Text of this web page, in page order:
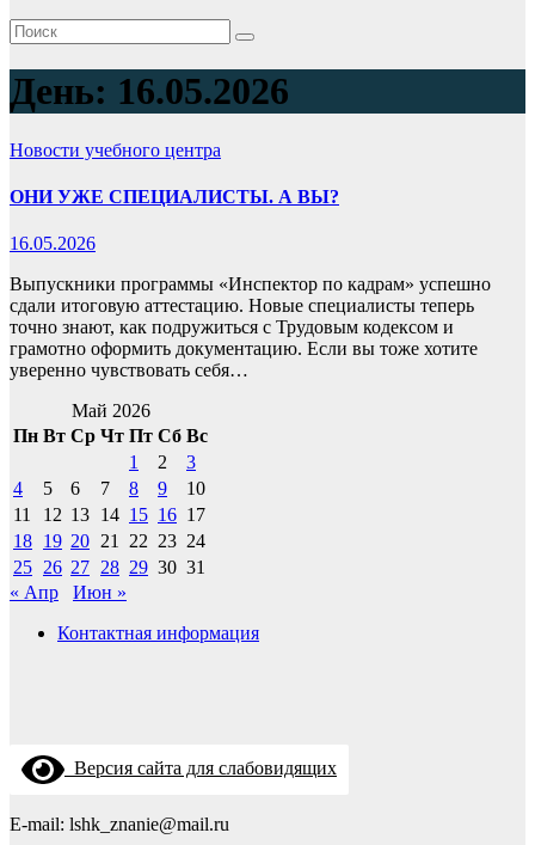
День: 16.05.2026
Новости учебного центра
ОНИ УЖЕ СПЕЦИАЛИСТЫ. А ВЫ?
16.05.2026
Выпускники программы «Инспектор по кадрам» успешно
сдали итоговую аттестацию. Новые специалисты теперь
точно знают, как подружиться с Трудовым кодексом и
грамотно оформить документацию. Если вы тоже хотите
уверенно чувствовать себя…
Май 2026
Пн Вт Ср Чт Пт Сб Вс
1
2
3
4
5 6 7 8 9
10
11
12 13 14 15 16 17
18 19 20 21 22 23 24
25 26 27 28 29 30 31
« Апр
Июн »
Контактная информация
Версия сайта для слабовидящих
E-mail: lshk_znanie@mail.ru